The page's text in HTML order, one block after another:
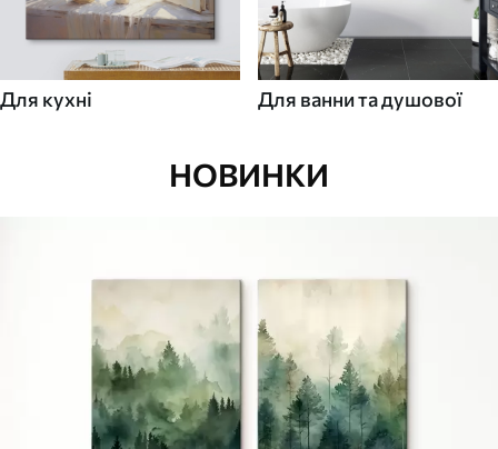
Для кухні Для ванни та душової
НОВИНКИ